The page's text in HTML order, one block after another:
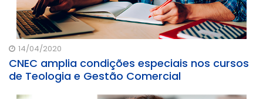
14/04/2020
CNEC amplia condições especiais nos cursos
de Teologia e Gestão Comercial